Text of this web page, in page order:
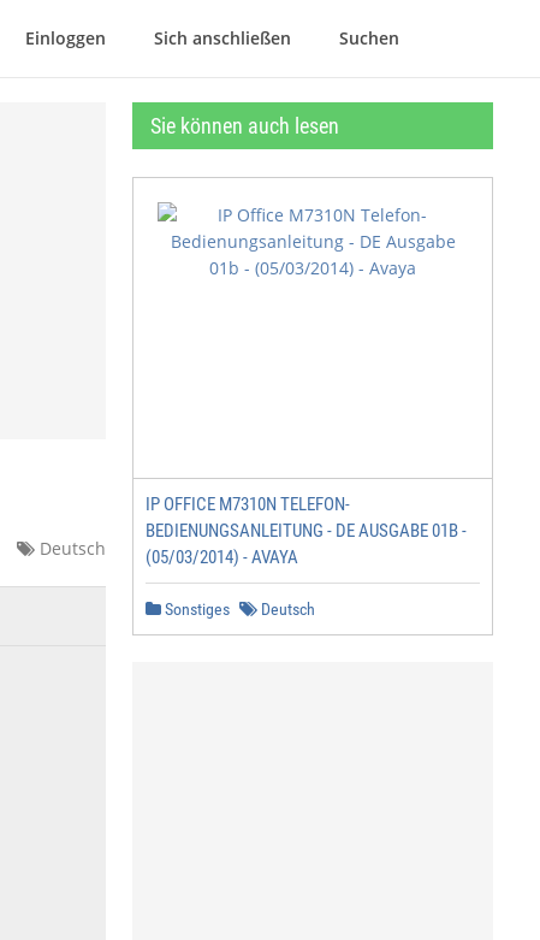
Einloggen Sich anschließen Suchen
Deutsch
Sie können auch lesen
IP OFFICE M7310N TELEFON-
BEDIENUNGSANLEITUNG - DE AUSGABE 01B -
(05/03/2014) - AVAYA
Sonstiges Deutsch